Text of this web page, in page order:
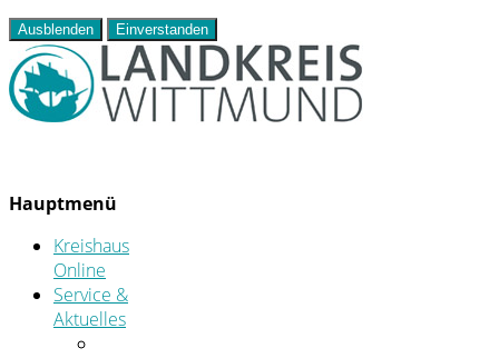
Ausblenden Einverstanden
Hauptmenü
Kreishaus
Online
Service &
Aktuelles